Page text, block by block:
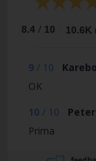
8.4 / 10 10.6K
9 / 10
OK
10 / 10
Peter
Prima